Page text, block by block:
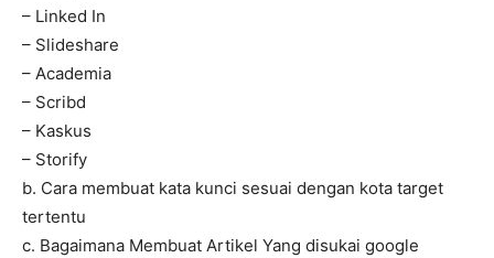
– Linked In
– Slideshare
– Academia
– Scribd
– Kaskus
– Storify
b. Cara membuat kata kunci sesuai dengan kota target
tertentu
c. Bagaimana Membuat Artikel Yang disukai google